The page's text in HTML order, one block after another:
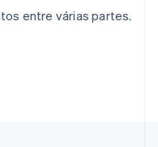
entre várias partes.